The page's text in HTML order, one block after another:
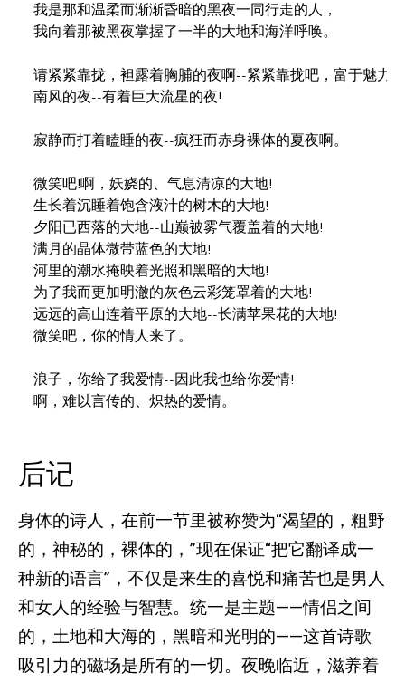
我是那和温柔而渐渐昏暗的黑夜一同行走的人，
我向着那被黑夜掌握了一半的大地和海洋呼唤。
请紧紧靠拢，袒露着胸脯的夜啊--紧紧靠拢吧，富于魅力
南风的夜--有着巨大流星的夜!
寂静而打着瞌睡的夜--疯狂而赤身裸体的夏夜啊。
微笑吧!啊，妖娆的、气息清凉的大地!
生长着沉睡着饱含液汁的树木的大地!
夕阳已西落的大地--山巅被雾气覆盖着的大地!
满月的晶体微带蓝色的大地!
河里的潮水掩映着光照和黑暗的大地!
为了我而更加明澈的灰色云彩笼罩着的大地!
远远的高山连着平原的大地--长满苹果花的大地!
微笑吧，你的情人来了。
浪子，你给了我爱情--因此我也给你爱情!
啊，难以言传的、炽热的爱情。
后记
身体的诗人，在前一节里被称赞为“渴望的，粗野
的，神秘的，裸体的，”现在保证“把它翻译成一
种新的语言”，不仅是来生的喜悦和痛苦也是男人
和女人的经验与智慧。统一是主题——情侣之间
的，土地和大海的，黑暗和光明的——这首诗歌
吸引力的磁场是所有的一切。夜晚临近，滋养着